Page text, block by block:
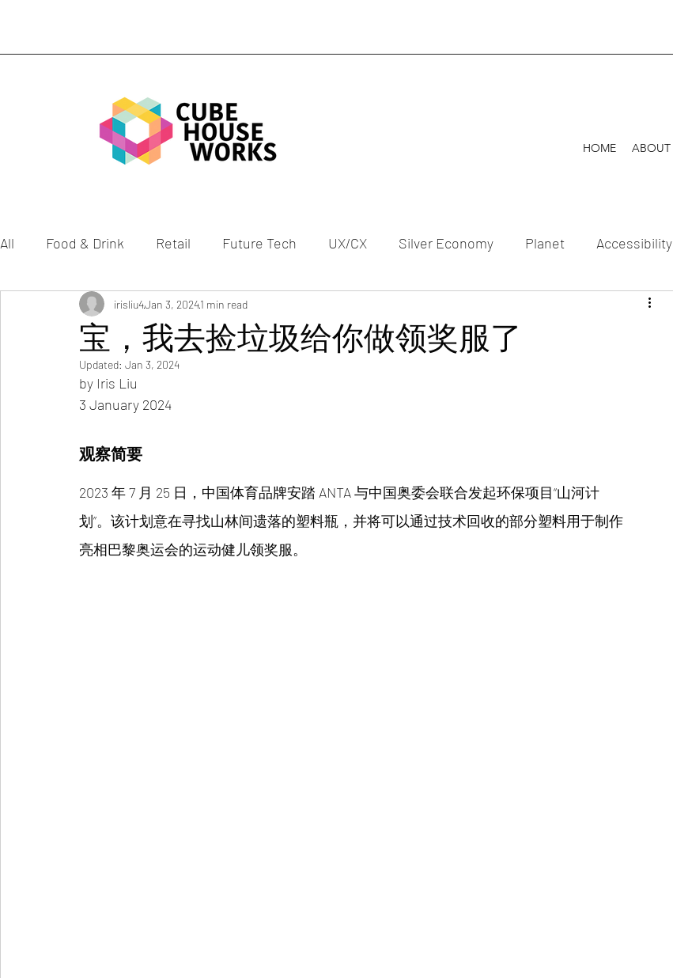
HOME ABOUT
All Food & Drink Retail Future Tech UX/CX Silver Economy Planet Accessibility
Gen Z Health
宝，我去捡垃圾给你做领奖服了
irisliu4Jan 3, 20241 min read
Updated: Jan 3, 2024
by Iris Liu
3 January 2024
观察简要
2023 年 7 月 25 日，中国体育品牌安踏 ANTA 与中国奥委会联合发起环保项目“山河计
划”。该计划意在寻找山林间遗落的塑料瓶，并将可以通过技术回收的部分塑料用于制作
亮相巴黎奥运会的运动健儿领奖服。